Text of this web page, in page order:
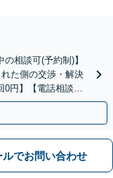
相談可(予約制)】
た側の交渉・解決
0円】【電話相談で
ルでお問い合わせ